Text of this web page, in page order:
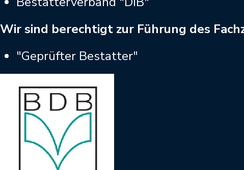
Wir sind berechtigt zur Führung des
"Geprüfter Bestatter"